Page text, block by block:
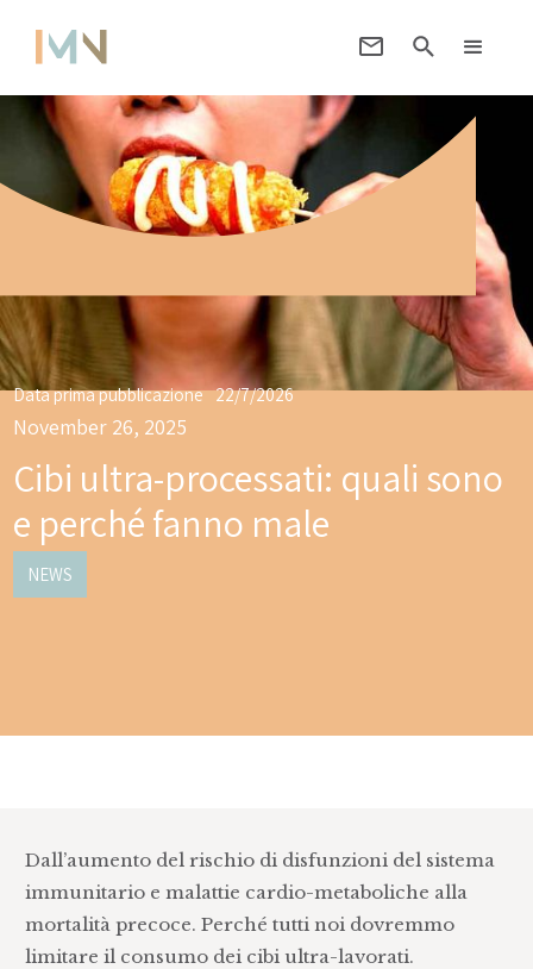
Data prima pubblicazione 22/7/2026
November 26, 2025
Cibi ultra-processati: quali sono
e perché fanno male
NEWS
Dall’aumento del rischio di disfunzioni del sistema
immunitario e malattie cardio-metaboliche alla
mortalità precoce. Perché tutti noi dovremmo
limitare il consumo dei cibi ultra-lavorati.